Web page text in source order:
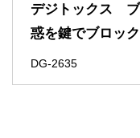
デジトックス
惑を鍵でブロック
DG-2635